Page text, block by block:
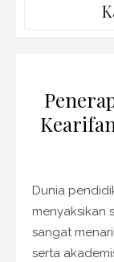
Dunia
menyaksikan
sangat
serta